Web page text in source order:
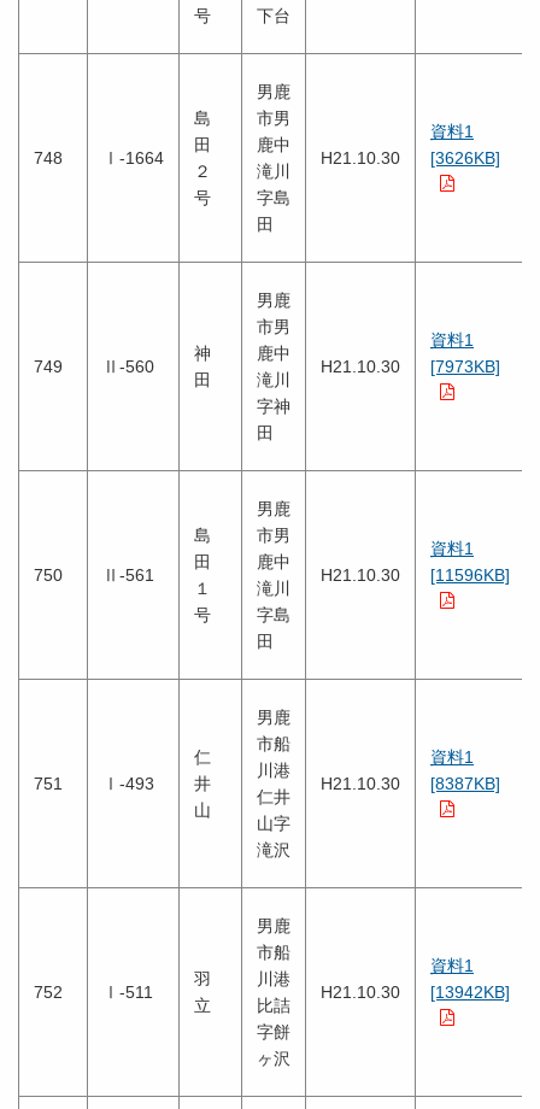
号
下台
748 Ⅰ-1664
島
田
２
号
男鹿
市男
鹿中
滝川
字島
田
H21.10.30
資料1
[3626KB]
749 Ⅱ-560
神
田
男鹿
市男
鹿中
滝川
字神
田
H21.10.30
資料1
[7973KB]
750 Ⅱ-561
島
田
１
号
男鹿
市男
鹿中
滝川
字島
田
H21.10.30
資料1
[11596KB]
751 Ⅰ-493
仁
井
山
男鹿
市船
川港
仁井
山字
滝沢
H21.10.30
資料1
[8387KB]
752 Ⅰ-511
羽
立
男鹿
市船
川港
比詰
字餅
ヶ沢
H21.10.30
資料1
[13942KB]